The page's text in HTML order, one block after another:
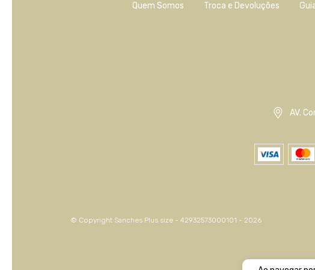
Quem Somos Troca e Devoluções
AV.
© Copyright Sanches Plus size - 42932573000101 - 2026